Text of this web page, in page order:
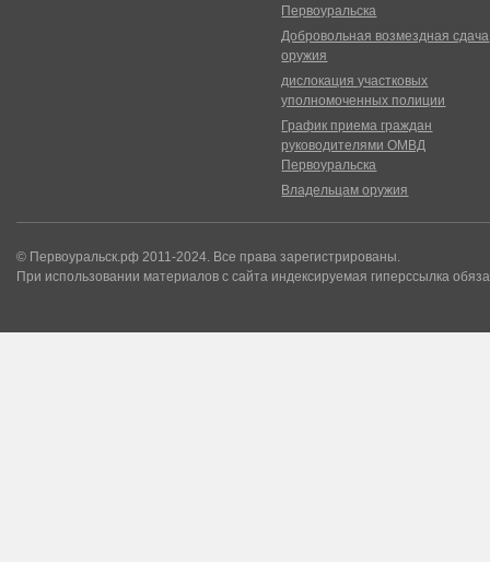
Первоуральска
Добровольная возмездная сдача
оружия
дислокация участковых
уполномоченных полиции
График приема граждан
руководителями ОМВД
Первоуральска
Владельцам оружия
© Первоуральск.рф 2011-2024. Все права зарегистрированы.
При использовании материалов с сайта индексируемая гиперссылка